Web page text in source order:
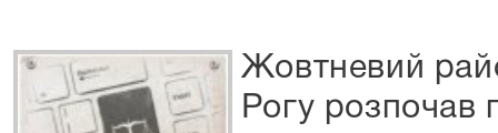
Жовтневий
Рогу розпочав